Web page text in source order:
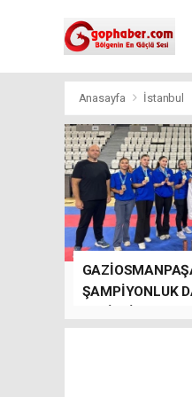
Anasayfa İstanbul
ŞAMPİYONLUK